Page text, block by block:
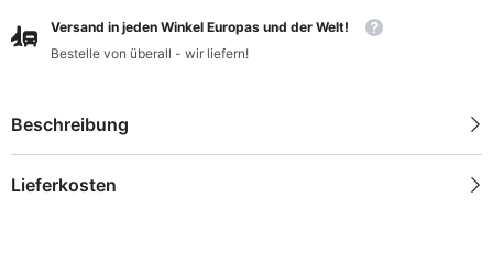
Versand in jeden Winkel Europas und der Welt!
Bestelle von überall - wir liefern!
Beschreibung
Lieferkosten